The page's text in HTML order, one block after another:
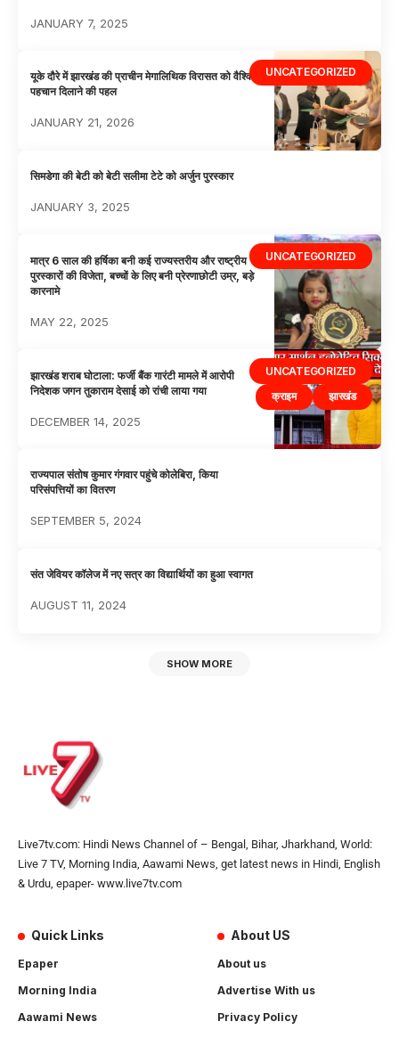
JANUARY 7, 2025
UNCATEGORIZED
यूके दौरे में झारखंड की प्राचीन मेगालिथिक विरासत को वैश्विक
पहचान दिलाने की पहल
JANUARY 21, 2026
सिमडेगा की बेटी को बेटी सलीमा टेटे को अर्जुन पुरस्कार
JANUARY 3, 2025
UNCATEGORIZED
मात्र 6 साल की हर्षिका बनी कई राज्यस्तरीय और राष्ट्रीय
पुरस्कारों की विजेता, बच्चों के लिए बनी प्रेरणाछोटी उम्र, बड़े
कारनामे
MAY 22, 2025
UNCATEGORIZED
क्राइम
झारखंड
झारखंड शराब घोटाला: फर्जी बैंक गारंटी मामले में आरोपी
निदेशक जगन तुकाराम देसाई को रांची लाया गया
DECEMBER 14, 2025
राज्यपाल संतोष कुमार गंगवार पहुंचे कोलेबिरा, किया
परिसंपत्तियों का वितरण
SEPTEMBER 5, 2024
संत जेवियर कॉलेज में नए सत्र का विद्यार्थियों का हुआ स्वागत
AUGUST 11, 2024
SHOW MORE
Live7tv.com: Hindi News Channel of – Bengal, Bihar, Jharkhand, World:
Live 7 TV, Morning India, Aawami News, get latest news in Hindi, English
& Urdu, epaper- www.live7tv.com
Quick Links
Epaper
Morning India
Aawami News
About US
About us
Advertise With us
Privacy Policy